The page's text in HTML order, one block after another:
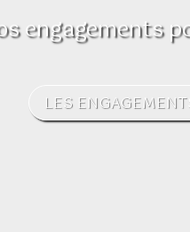
engagements
LES